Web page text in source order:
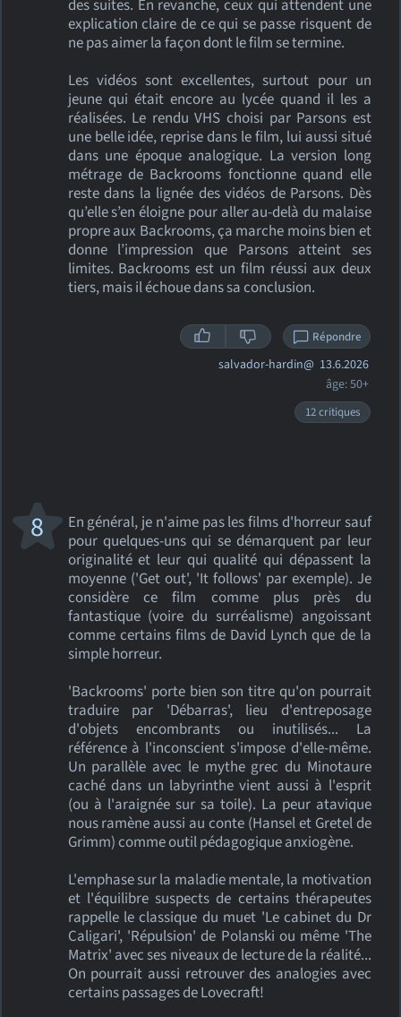
des suites. En revanche, ceux qui attendent une
explication claire de ce qui se passe risquent de
ne pas aimer la façon dont le film se termine.
Les vidéos sont excellentes, surtout pour un
jeune qui était encore au lycée quand il les a
réalisées. Le rendu VHS choisi par Parsons est
une belle idée, reprise dans le film, lui aussi situé
dans une époque analogique. La version long
métrage de Backrooms fonctionne quand elle
reste dans la lignée des vidéos de Parsons. Dès
qu’elle s’en éloigne pour aller au-delà du malaise
propre aux Backrooms, ça marche moins bien et
donne l’impression que Parsons atteint ses
limites. Backrooms est un film réussi aux deux
tiers, mais il échoue dans sa conclusion.
Répondre
salvador-hardin@ 13.6.2026
âge: 50+
12 critiques
En général, je n'aime pas les films d'horreur sauf
pour quelques-uns qui se démarquent par leur
originalité et leur qui qualité qui dépassent la
moyenne ('Get out', 'It follows' par exemple). Je
considère ce film comme plus près du
fantastique (voire du surréalisme) angoissant
comme certains films de David Lynch que de la
simple horreur.
'Backrooms' porte bien son titre qu'on pourrait
traduire par 'Débarras', lieu d'entreposage
d'objets encombrants ou inutilisés... La
référence à l'inconscient s'impose d'elle-même.
Un parallèle avec le mythe grec du Minotaure
caché dans un labyrinthe vient aussi à l'esprit
(ou à l'araignée sur sa toile). La peur atavique
nous ramène aussi au conte (Hansel et Gretel de
Grimm) comme outil pédagogique anxiogène.
L'emphase sur la maladie mentale, la motivation
et l'équilibre suspects de certains thérapeutes
rappelle le classique du muet 'Le cabinet du Dr
Caligari', 'Répulsion' de Polanski ou même 'The
Matrix' avec ses niveaux de lecture de la réalité...
On pourrait aussi retrouver des analogies avec
certains passages de Lovecraft!
8